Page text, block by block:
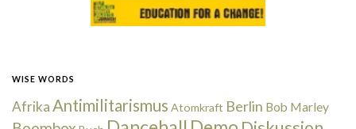
WISE WORDS
AfrikaAntimilitarismus Atomkraft Berlin Bob Marley